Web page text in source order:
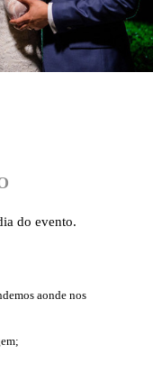
do evento.
aonde nos